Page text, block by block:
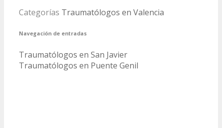
Categorías Traumatólogos en Valencia
Navegación de entradas
Traumatólogos en San Javier
Traumatólogos en Puente Genil